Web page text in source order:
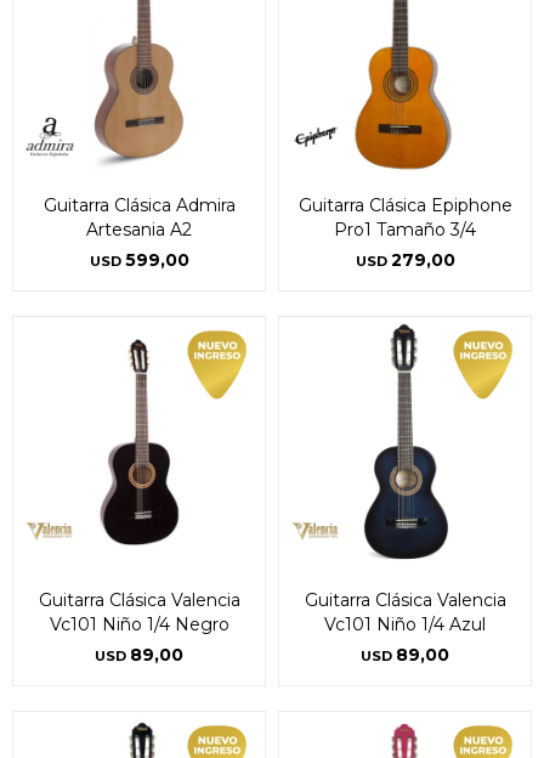
Guitarra Clásica Admira
Artesania A2
USD 599,00
Guitarra Clásica Epiphone
Pro1 Tamaño 3/4
USD 279,00
Guitarra Clásica Valencia
Vc101 Niño 1/4 Negro
USD 89,00
Guitarra Clásica Valencia
Vc101 Niño 1/4 Azul
USD 89,00